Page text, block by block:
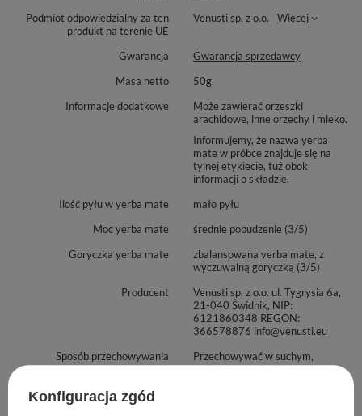
Podmiot odpowiedzialny za ten
produkt na terenie UE
Venusti sp. z o.o. Więcej
Gwarancja
Gwarancja sprzedawcy
Masa netto
50g
Informacje dodatkowe
Może zawierać orzeszki
arachidowe, inne orzechy i mleko.
Informujemy, że nazwa yerba
mate w próbce znajduje się na
tylnej etykiecie, tuż obok
informacji o składzie.
Ilość pyłu w yerba mate
mało pyłu
Moc yerba mate
średnie pobudzenie (3/5)
Goryczka yerba mate
zbalansowana yerba mate, z
wyczuwalną goryczką (3/5)
Producent
Venusti sp. z o.o. ul. Tygrysia 6a,
21-040 Świdnik, NIP:
6121860348 REGON:
366578876 info@venusti.eu
Sposób przechowywania
Przechowywać w suchym,
zaciemnionym i chłodnym
Sposób przygotowania
Konfiguracja zgód